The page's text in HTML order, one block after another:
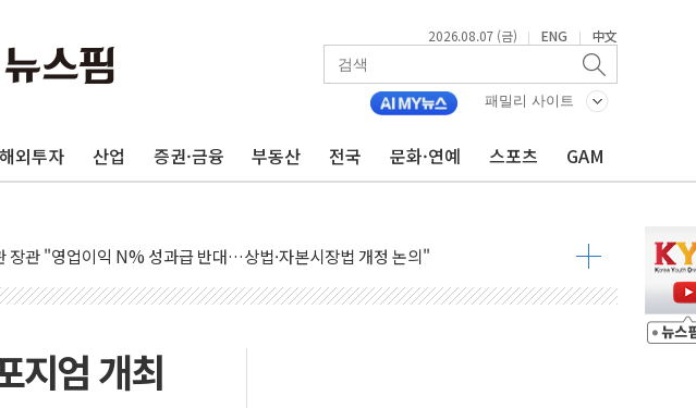
2026.08.07 (금) | ENG | 中文
패밀리 사이트
해외투자 산업 증권·금융 부동산 전국 문화·연예 스포츠 GAM
, 내주 실리콘밸리서 젠슨 황 재회…로봇·AI 데이터센터·모빌리티 구체화
시 개장 전 특징주...모더나·아이온큐·도어대시↑ VS 샌디스크·피그마·앱러빈↓
시 프리뷰, 미 주가선물 AI주 차익실현 속 혼조세...웨스턴디지털·샌디스크↓
, 북한 단거리 탄도미사일 발사에 긴급 안보 점검회의
시] 중동 긴장 완화에 실적 호조까지, 상승...호실적 보고 기업 상승세 뚜렷
칭시점 드론으로 우크라 민간인 '사파리' 공격… 시민들 공포감 극대화 전략
지엄 개최